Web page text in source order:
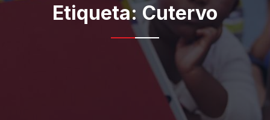
Etiqueta: Cutervo